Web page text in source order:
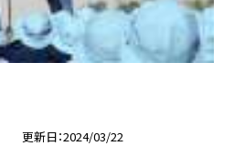
更新日 2024/03/22